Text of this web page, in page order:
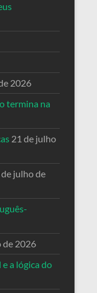
2026
termina na
21 de julho
julho de
de 2026
a lógica do